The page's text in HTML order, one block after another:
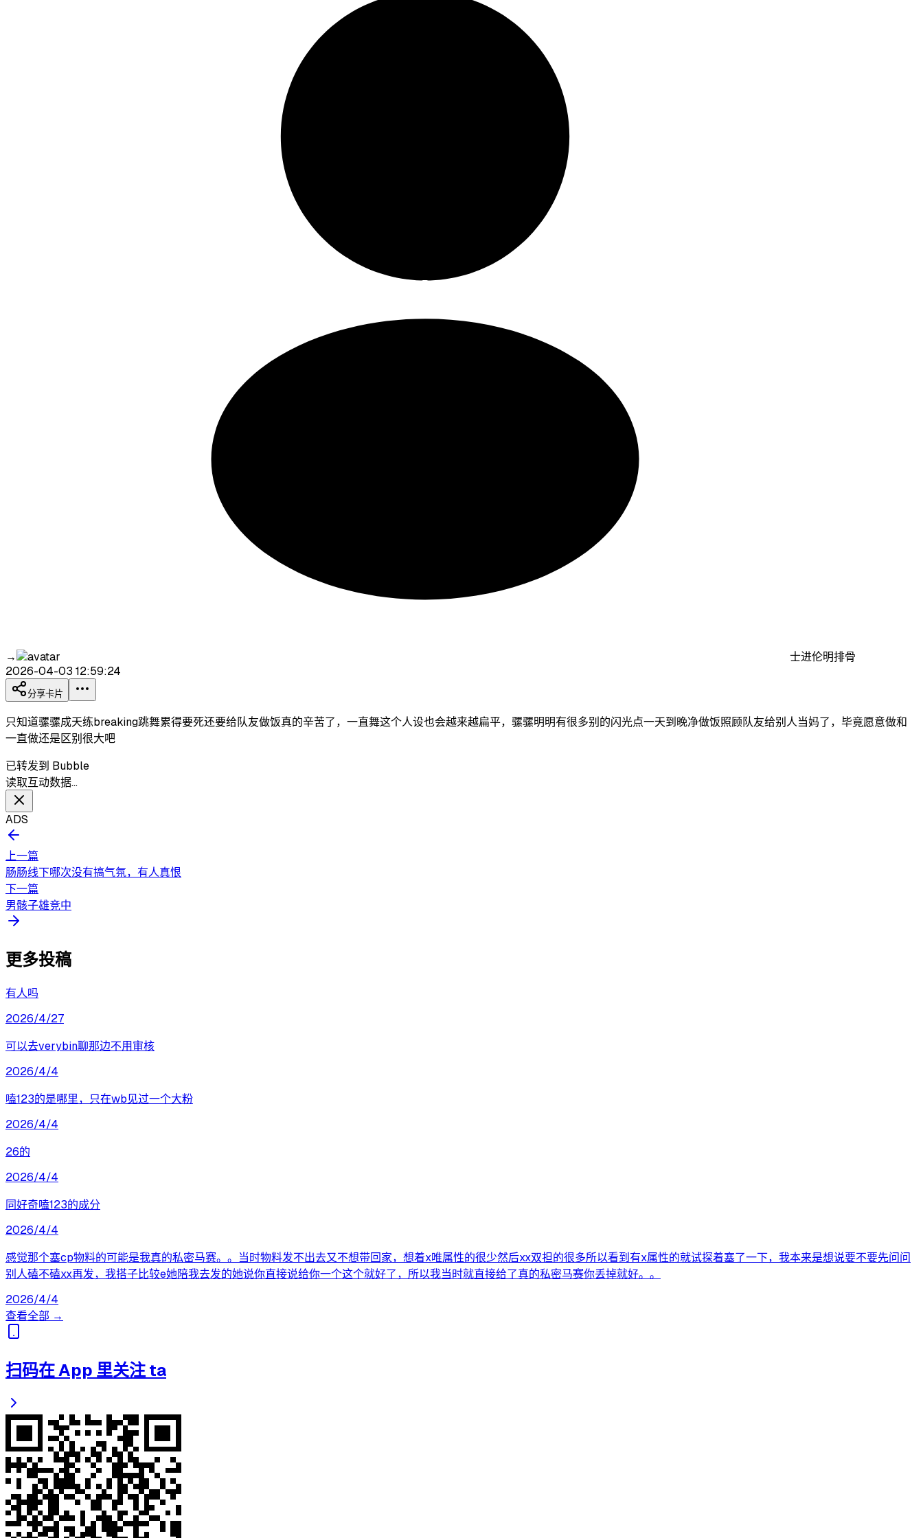
→
士进伦明排骨
2026-04-03 12:59:24
分享卡片
只知道骡骡成天练breaking跳舞累得要死还要给队友做饭真的辛苦了，一直舞这个人设也会越来越扁平，骡骡明明有很多别的闪光点一天到晚净做饭照顾队友给别人当妈了，毕竟愿意做和
一直做还是区别很大吧
已转发到 Bubble
读取互动数据…
ADS
上一篇
肠肠线下哪次没有搞气氛，有人真恨
下一篇
男骸子雄竞中
更多投稿
有人吗
2026/4/27
可以去verybin聊那边不用审核
2026/4/4
嗑123的是哪里，只在wb见过一个大粉
2026/4/4
26的
2026/4/4
同好奇嗑123的成分
2026/4/4
感觉那个塞cp物料的可能是我真的私密马赛。。当时物料发不出去又不想带回家，想着x唯属性的很少然后xx双担的很多所以看到有x属性的就试探着塞了一下，我本来是想说要不要先问问
别人磕不磕xx再发，我搭子比较e她陪我去发的她说你直接说给你一个这个就好了，所以我当时就直接给了真的私密马赛你丢掉就好。。
2026/4/4
查看全部 →
扫码在 App 里关注 ta